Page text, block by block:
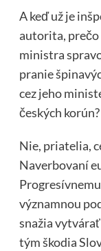
A keď už je
autorita, prečo
ministra
pranie
cez jeho
českých korún?
Nie, priatelia,
Naverbovaní
významnou
snažia
tým škodia